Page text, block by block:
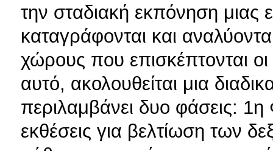
την σταδιακή εκπόνηση μιας
καταγράφονται και
χώρους που επισκέπτονται
αυτό, ακολουθείται μια
περιλαμβάνει δυο φάσεις:
εκθέσεις για βελτίωση των